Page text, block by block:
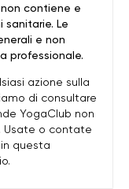
contiene e
Le
e non
professionale.
azione sulla
di consultare
YogaClub non
Usate o contate
questa